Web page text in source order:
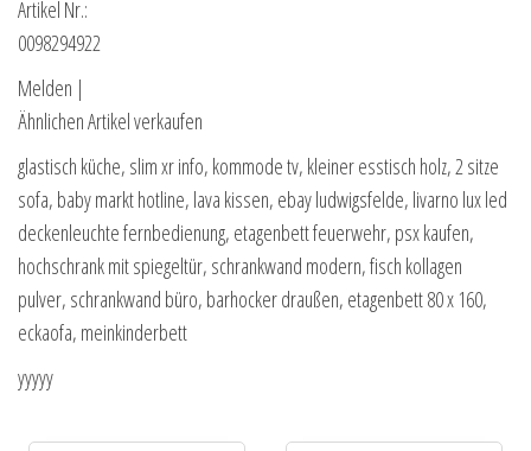
Artikel Nr.:
0098294922
Melden |
Ähnlichen Artikel verkaufen
glastisch küche, slim xr info, kommode tv, kleiner esstisch holz, 2 sitze
sofa, baby markt hotline, lava kissen, ebay ludwigsfelde, livarno lux led
deckenleuchte fernbedienung, etagenbett feuerwehr, psx kaufen,
hochschrank mit spiegeltür, schrankwand modern, fisch kollagen
pulver, schrankwand büro, barhocker draußen, etagenbett 80 x 160,
eckaofa, meinkinderbett
yyyyy